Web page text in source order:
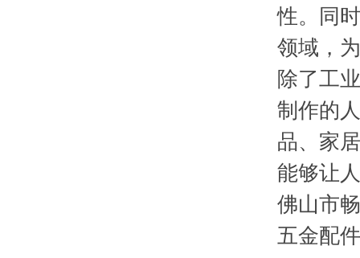
性。同
领域，
除了工
制作的
品、家
能够让
佛山市
五金配